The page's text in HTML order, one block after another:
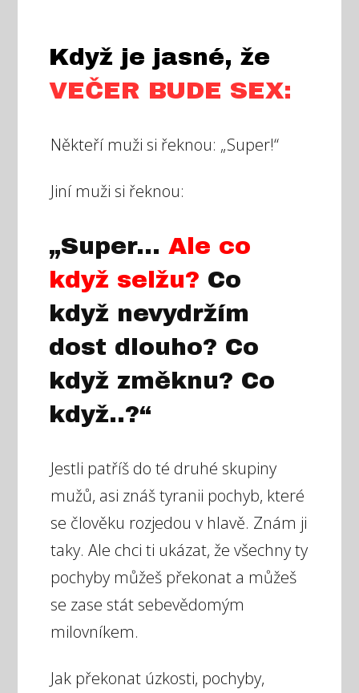
Když je jasné, že
VEČER BUDE SEX:
Někteří muži si řeknou: „Super!“
Jiní muži si řeknou:
„Super...Ale co
když selžu? Co
když nevydržím
dost dlouho? Co
když změknu? Co
když..?“
Jestli patříš do té druhé skupiny
mužů, asi znáš tyranii pochyb, které
se člověku rozjedou v hlavě. Znám ji
taky. Ale chci ti ukázat, že všechny ty
pochyby můžeš překonat a můžeš
se zase stát sebevědomým
milovníkem.
Jak překonat úzkosti, pochyby,